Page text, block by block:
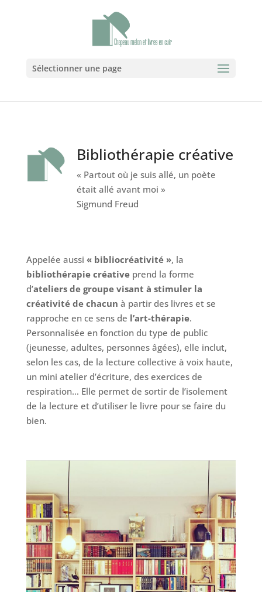
Sélectionner une page
Bibliothérapie créative
« Partout où je suis allé, un poète
était allé avant moi »
Sigmund Freud
Appelée aussi « bibliocréativité », la
bibliothérapie créativeprend la forme
d’ateliers de groupe visant à stimuler la
créativité de chacun à partir des livres et se
rapproche en ce sens de l’art-thérapie.
Personnalisée en fonction du type de public
(jeunesse, adultes, personnes âgées), elle inclut,
selon les cas, de la lecture collective à voix haute,
un mini atelier d’écriture, des exercices de
respiration… Elle permet de sortir de l’isolement
de la lecture et d’utiliser le livre pour se faire du
bien.